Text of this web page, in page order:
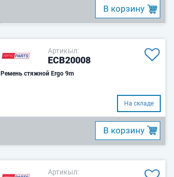
B корзину
Артикыл:
ECB20008
Ремень стяжной Ergo 9m
На складе
B корзину
Артикыл: